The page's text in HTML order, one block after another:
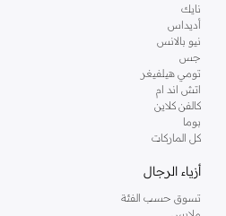
واستمتعي باكثر من الف ستايل من مجموعة
كاملة في متجر دوروثي بيركنز اون لاين او
بيركنز اون لاين. خدمة التوصيل السريعة
ممتعة دائما مع نمشي.
نايك
أديداس
نيو بالانس
جس
تومي هيلفيغر
اتش اند ام
كالفن كلاين
بوما
كل الماركات
أزياء الرجال
تسوق حسب الفئة